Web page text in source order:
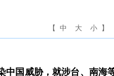
【 中 大 小 】
国威胁，就涉台、南海